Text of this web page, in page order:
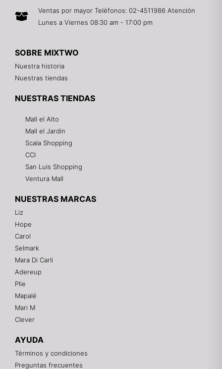
Ventas por mayor Teléfonos: 02-4511986 Atención
Lunes a Viernes 08:30 am - 17:00 pm
SOBRE MIXTWO
Nuestra historia
Nuestras tiendas
NUESTRAS TIENDAS
Mall el Alto
Mall el Jardin
Scala Shopping
CCI
San Luis Shopping
Ventura Mall
NUESTRAS MARCAS
Liz
Hope
Carol
Selmark
Mara Di Carli
Adereup
Plie
Mapalé
Mari M
Clever
AYUDA
Términos y condiciones
Preguntas frecuentes
¡Hola! 👋
Gracias por visitarnos. Te asesoramos
personalmente con tu compra: tallas, envíos y
pagos.
Recuerda: 10% de descuento en tu primera compra
Contáctanos por el canal que prefieras 💕